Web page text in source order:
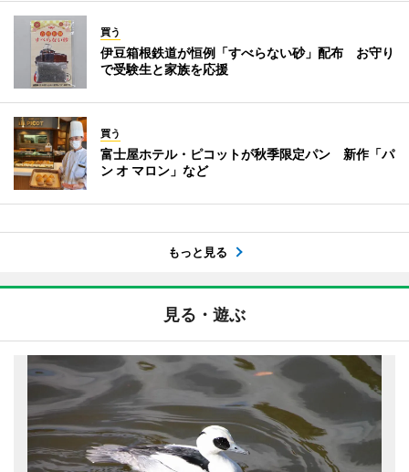
買う
伊豆箱根鉄道が恒例「すべらない砂」配布 お守り
で受験生と家族を応援
買う
富士屋ホテル・ピコットが秋季限定パン 新作「パ
ン オ マロン」など
もっと見る
見る・遊ぶ